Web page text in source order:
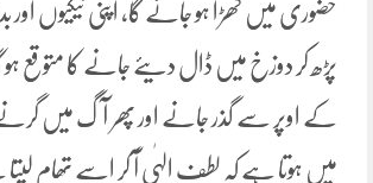
حضوری میں کھڑا ہو جائے گا، اپنی نیکیوں اور
پڑھ کر دوزخ میں ڈال دیئے جانے کا متوقع
کے اوپر سے گذر جانے اور پھر آگ میں
میں ہوتا ہے کہ لطف الہٰی آ کر اسے تھام